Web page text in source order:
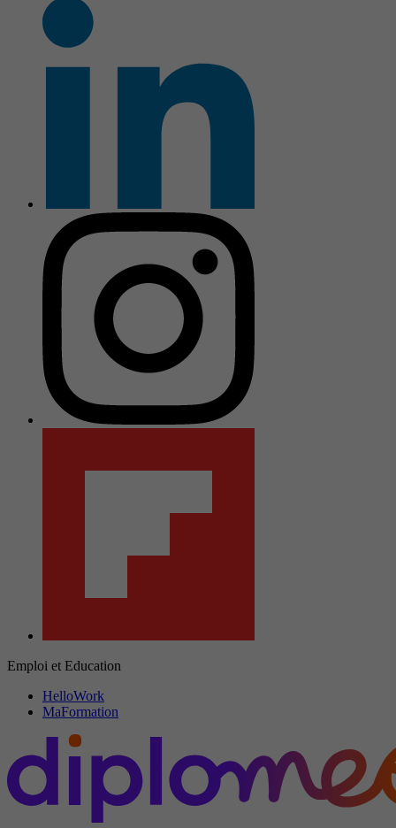
Emploi et Education
HelloWork
MaFormation